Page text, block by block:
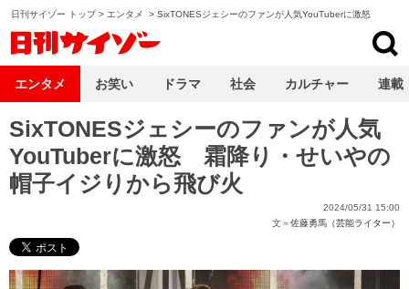
日刊サイゾー トップ> エンタメ > SixTONESジェシーのファンが人気YouTuberに激怒
SixTONESジェシーのファンが人気
YouTuberに激怒 霜降り・せいやの
帽子イジりから飛び火
2024/05/31 15:00
文＝佐藤勇馬（芸能ライター）
エンタメ お笑い ドラマ 社会 カルチャー 連載